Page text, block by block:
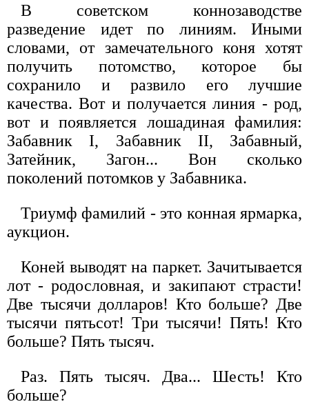
В советском коннозаводстве
разведение идет по линиям. Иными
словами, от замечательного коня хотят
получить потомство, которое бы
сохранило и развило его лучшие
качества. Вот и получается линия - род,
вот и появляется лошадиная фамилия:
Забавник I, Забавник II, Забавный,
Затейник, Загон... Вон сколько
поколений потомков у Забавника.
Триумф фамилий - это конная ярмарка,
аукцион.
Коней выводят на паркет. Зачитывается
лот - родословная, и закипают страсти!
Две тысячи долларов! Кто больше? Две
тысячи пятьсот! Три тысячи! Пять! Кто
больше? Пять тысяч.
Раз. Пять тысяч. Два... Шесть! Кто
больше?